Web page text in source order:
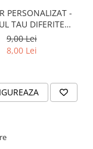
PERSONALIZAT -
TAU DIFERITE
FONTURI
9,00 Lei
8,00 Lei